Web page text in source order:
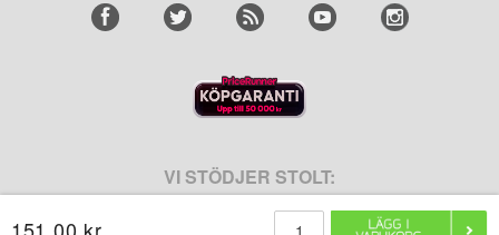
VI STÖDJER STOLT: